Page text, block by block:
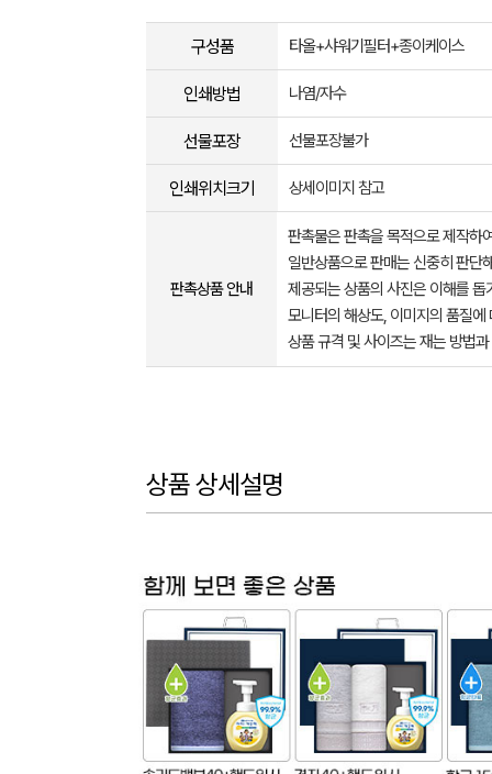
구성품 타올+샤워기필터+종이케이스
인쇄방법 나염/자수
선물포장 선물포장불가
인쇄위치크기 상세이미지 참고
판촉상품 안내
판촉물은 판촉을 목적으로 제작하
일반상품으로 판매는 신중히 판단
제공되는 상품의 사진은 이해를
모니터의 해상도, 이미지의 품질
상품 규격 및 사이즈는 재는 방법
상품 상세설명